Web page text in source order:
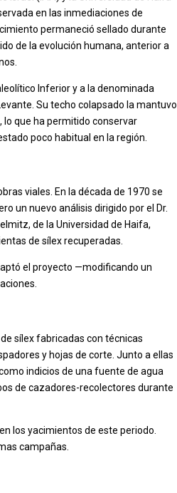
en las inmediaciones de
permaneció sellado durante
de la evolución humana, anterior a
Inferior y a la denominada
Su techo colapsado la mantuvo
que ha permitido conservar
poco habitual en la región.
viales. En la década de 1970 se
un nuevo análisis dirigido por el Dr.
de la Universidad de Haifa,
de sílex recuperadas.
el proyecto —modificando un
sílex fabricadas con técnicas
y hojas de corte. Junto a ellas
indicios de una fuente de agua
de cazadores-recolectores durante
los yacimientos de este periodo.
campañas.